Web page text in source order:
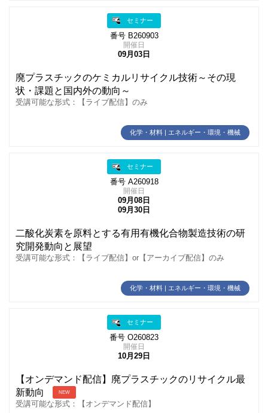
セミナー
番号 B260903
開催日
09月03日
廃プラスチックのケミカルリサイクル技術～その現
状・課題と国内外の動向～
受講可能な形式：【ライブ配信】のみ
化学・材料 | エネルギー・環境・機械
セミナー
番号 A260918
開催日
09月08日
09月30日
二酸化炭素を原料とする有用有機化合物製造技術の研
究開発動向と展望
受講可能な形式：【ライブ配信】or【アーカイブ配信】のみ
化学・材料 | エネルギー・環境・機械
セミナー
番号 O260823
開催日
10月29日
【オンデマンド配信】廃プラスチックのリサイクル最
新動向
NEW
受講可能な形式：【オンデマンド配信】